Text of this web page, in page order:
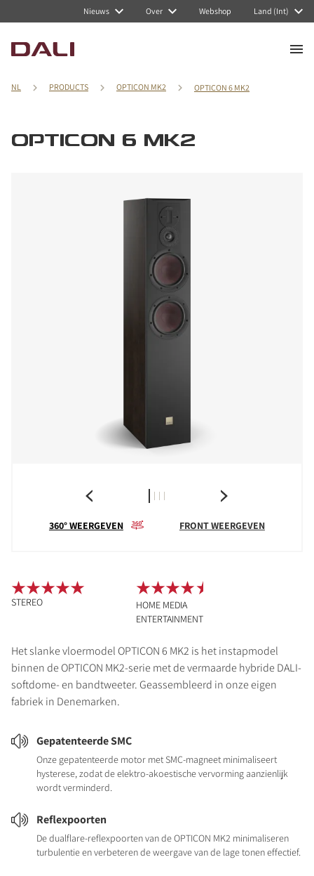
Nieuws Over Webshop Land (Int)
NL PRODUCTS OPTICON MK2 OPTICON 6 MK2
OPTICON 6 MK2
360° WEERGEVEN FRONT WEERGEVEN
Het slanke vloermodel OPTICON 6 MK2 is het instapmodel
binnen de OPTICON MK2-serie met de vermaarde hybride DALI-
softdome- en bandtweeter. Geassembleerd in onze eigen
fabriek in Denemarken.
Gepatenteerde SMC
Onze gepatenteerde motor met SMC-magneet minimaliseert
hysterese, zodat de elektro-akoestische vervorming aanzienlijk
wordt verminderd.
Reflexpoorten
De dualflare-reflexpoorten van de OPTICON MK2 minimaliseren
turbulentie en verbeteren de weergave van de lage tonen effectief.
STEREO
HOME MEDIA
ENTERTAINMENT